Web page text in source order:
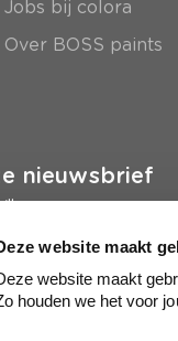
website maakt
website maakt
houden we het voor
Jobs bij colora
Over BOSS paints
nieuwsbrief
Inschrijven